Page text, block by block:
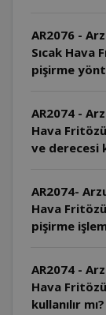
AR2076 -
Sıcak Hava
pişirme
AR2074 -
Hava
ve derecesi
AR2074-
Hava
pişirme
AR2074 -
Hava
kullanılır mı?